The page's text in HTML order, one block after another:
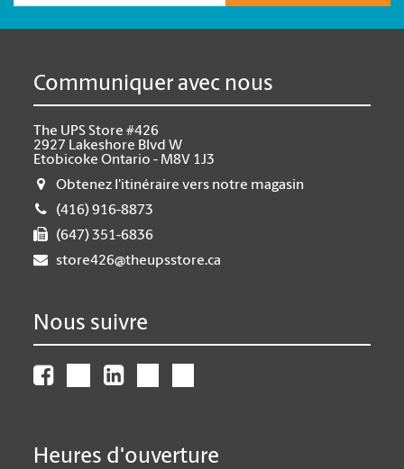
Communiquer avec nous
The UPS Store #426
2927 Lakeshore Blvd W
Etobicoke Ontario - M8V 1J3
Obtenez l'itinéraire vers notre magasin
(416) 916-8873
(647) 351-6836
store426@theupsstore.ca
Nous suivre
Heures d'ouverture